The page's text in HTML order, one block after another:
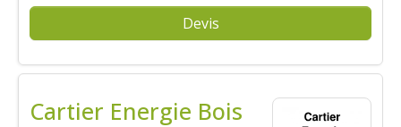
Devis
Cartier Energie Bois